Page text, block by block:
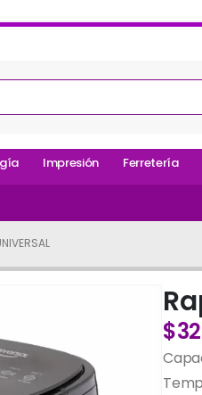
Impresión Ferretería
$